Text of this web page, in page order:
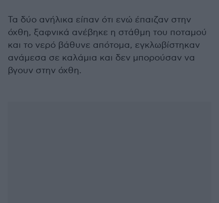
Τα δύο ανήλικα είπαν ότι ενώ έπαιζαν στην
όχθη, ξαφνικά ανέβηκε η στάθμη του ποταμού
και το νερό βάθυνε απότομα, εγκλωβίστηκαν
ανάμεσα σε καλάμια και δεν μπορούσαν να
βγουν στην όχθη.